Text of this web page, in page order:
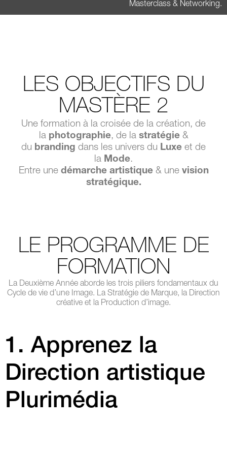
Masterclass & Networking.
LES OBJECTIFS DU
MASTÈRE 2
Une formation à la croisée de la création, de
la photographie, de la stratégie&
du branding dans les univers du Luxe et de
la Mode.
Entre une démarche artistique& une vision
stratégique.
LE PROGRAMME DE
FORMATION
La Deuxième Année aborde les trois piliers fondamentaux du
Cycle de vie d’une Image. La Stratégie de Marque, la Direction
créative et la Production d’image.
1. Apprenez la
Direction artistique
Plurimédia